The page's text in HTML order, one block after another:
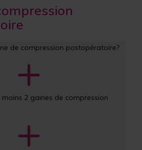
de compression postopératoire?
2 gaines de compression